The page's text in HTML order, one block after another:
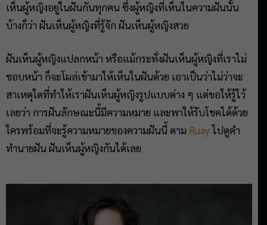
เห็นผู้หญิงอยู่ในฝันกันทุกคน ซึ่งผู้หญิงที่เห็นในความฝันนั้น
บ้างก็ว่า ฝันเห็นผู้หญิงที่รู้จัก ฝันเห็นผู้หญิงสวย
ฝันเห็นผู้หญิงแปลกหน้า หรือแม้กระทั่งฝันเห็นผู้หญิงที่เราไม่
ชอบหน้า ก็จะโผล่เข้ามาให้เห็นในฝันด้วย เอาเป็นว่าไม่ว่าจะ
สาเหตุใดที่ทำให้เราฝันเห็นผู้หญิงรูปแบบต่าง ๆ แต่ขอให้รู้ไว้
เลยว่า การฝันลักษณะนี้มีความหมาย และพาให้รับโชคได้ด้วย
ใครพร้อมที่จะรู้ความหมายของความฝันนี้ ตาม Ruayไปดูคำ
ทำนายฝัน ฝันเห็นผู้หญิงกันได้เลย